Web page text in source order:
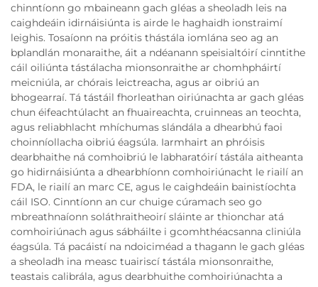
chinntíonn go mbaineann gach gléas a sheoladh leis na
caighdeáin idirnáisiúnta is airde le haghaidh ionstraimí
leighis. Tosaíonn na próitis thástála iomlána seo ag an
bplandlán monaraithe, áit a ndéanann speisialtóirí cinntithe
cáil oiliúnta tástálacha mionsonraithe ar chomhpháirtí
meicniúla, ar chórais leictreacha, agus ar oibriú an
bhogearraí. Tá tástáil fhorleathan oiriúnachta ar gach gléas
chun éifeachtúlacht an fhuaireachta, cruinneas an teochta,
agus reliabhlacht mhíchumas slándála a dhearbhú faoi
choinníollacha oibriú éagsúla. Iarmhairt an phróisis
dearbhaithe ná comhoibriú le labharatóirí tástála aitheanta
go hidirnáisiúnta a dhearbhíonn comhoiriúnacht le riailí an
FDA, le riailí an marc CE, agus le caighdeáin bainistíochta
cáil ISO. Cinntíonn an cur chuige cúramach seo go
mbreathnaíonn soláthraitheoirí sláinte ar thionchar atá
comhoiriúnach agus sábháilte i gcomhthéacsanna cliniúla
éagsúla. Tá pacáistí na ndoiciméad a thagann le gach gléas
a sheoladh ina measc tuairiscí tástála mionsonraithe,
teastais calibrála, agus dearbhuithe comhoiriúnachta a